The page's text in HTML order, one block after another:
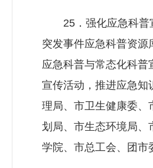
25．强化应急科普宣
突发事件应急科普资
应急科普与常态化科
宣传活动，推进应急知
理局、市卫生健康委、
划局、市生态环境局、
学院、市总工会、团市